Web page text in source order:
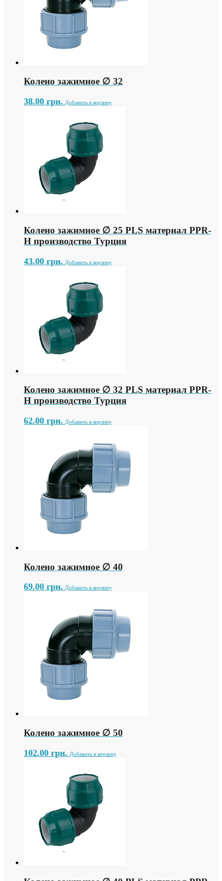
Колено зажимное ∅ 32
38.00 грн. Добавить в корзину
Колено зажимное ∅ 25 PLS материал PPR-
H производство Турция
43.00 грн. Добавить в корзину
Колено зажимное ∅ 32 PLS материал PPR-
H производство Турция
62.00 грн. Добавить в корзину
Колено зажимное ∅ 40
69.00 грн. Добавить в корзину
Колено зажимное ∅ 50
102.00 грн. Добавить в корзину